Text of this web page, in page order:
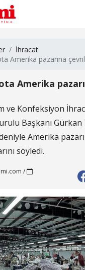
İhracat
Amerika pazarına
Amerika
ve Konfeksiyon
Başkanı Gürkan
Amerika
söyledi.
/